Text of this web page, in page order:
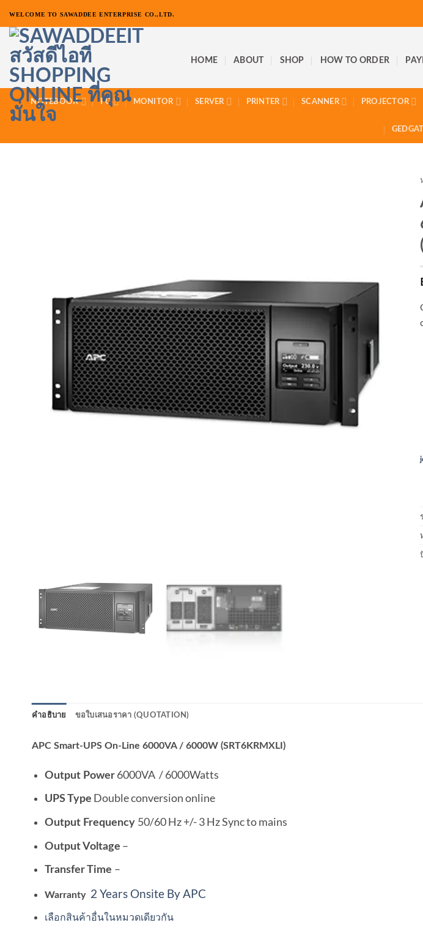
ยัง
เนื้อหา
WELCOME TO SAWADDEE ENTERPRISE CO.,LTD.
HOME ABOUT SHOP HOW TO ORDER
NOTEBOOK PC MONITOR SERVER PRINTER SCANNER PROJECTOR
คำอธิบาย ขอใบเสนอราคา (QUOTATION)
APC Smart-UPS On-Line 6000VA / 6000W (SRT6KRMXLI)
Output Power6000VA / 6000Watts
UPS Type Double conversion online
Output Frequency 50/60 Hz +/- 3 Hz Sync to mains
Output Voltage –
Transfer Time –
Warranty 2 Years Onsite By APC
เลือกสินค้าอื่นในหมวดเดียวกัน